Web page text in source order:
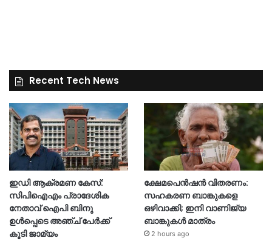
Recent Tech News
ഇഡി ആക്രമണ കേസ്:
സിപിഐഎം പ്രാദേശിക
നേതാവ് ഐപി ബിനു
ഉൾപ്പെടെ അഞ്ച് പേർക്ക്
കൂടി ജാമ്യം
ക്ഷേമപെൻഷൻ വിതരണം:
സഹകരണ ബാങ്കുകളെ
ഒഴിവാക്കി; ഇനി വാണിജ്യ
ബാങ്കുകൾ മാത്രം
2 hours ago